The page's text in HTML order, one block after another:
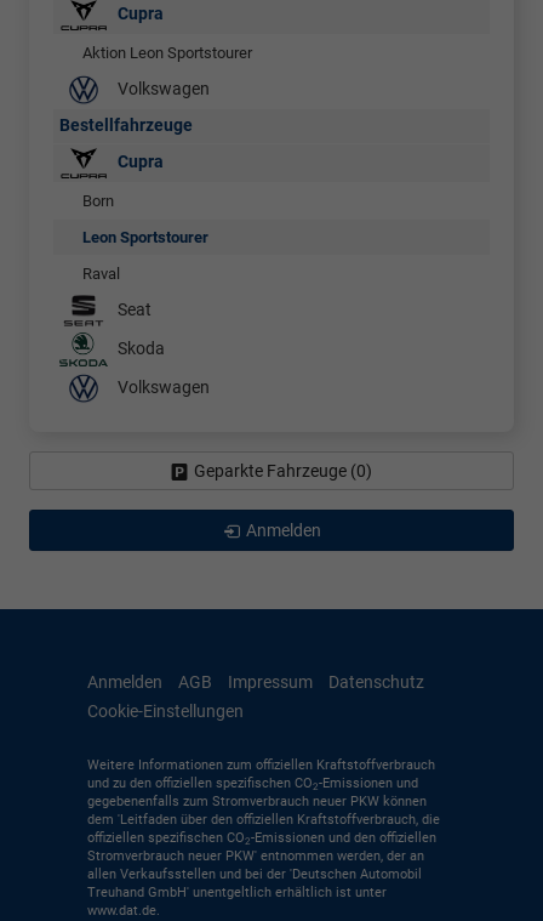
Cupra
Aktion Leon Sportstourer
Volkswagen
Bestellfahrzeuge
Cupra
Born
Leon Sportstourer
Raval
Seat
Skoda
Volkswagen
Geparkte Fahrzeuge (0)
Anmelden
Anmelden AGB Impressum
Datenschutz
Cookie-Einstellungen
Weitere Informationen zum offiziellen Kraftstoffverbrauch
und zu den offiziellen spezifischen CO2-Emissionen und
gegebenenfalls zum Stromverbrauch neuer PKW können
dem 'Leitfaden über den offiziellen Kraftstoffverbrauch, die
offiziellen spezifischen CO2-Emissionen und den offiziellen
Stromverbrauch neuer PKW' entnommen werden, der an
allen Verkaufsstellen und bei der 'Deutschen Automobil
Treuhand GmbH' unentgeltlich erhältlich ist unter
www.dat.de.